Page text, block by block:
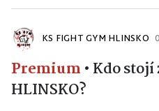
KS FIGHT GYM HLINSKO
Premium • Kdo stojí
HLINSKO?